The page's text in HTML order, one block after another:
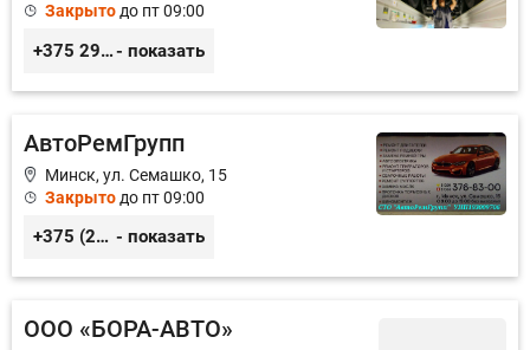
Закрыто до пт 09:00
+375 29 3999-006, +375 29 378-10-21- показать
АвтоРемГрупп
Минск, ул. Семашко, 15
Закрыто до пт 09:00
+375 (29) 376-83-00 - показать
ООО «БОРА-АВТО»